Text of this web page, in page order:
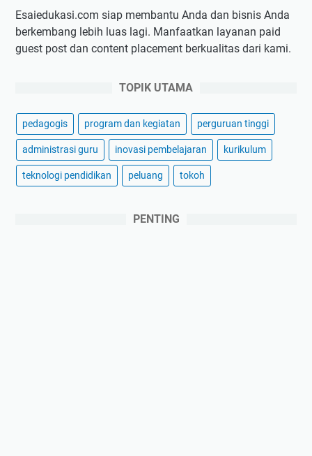
Esaiedukasi.com siap membantu Anda dan bisnis Anda
berkembang lebih luas lagi. Manfaatkan layanan paid
guest post dan content placement berkualitas dari kami.
TOPIK UTAMA
pedagogis program dan kegiatan perguruan tinggi
administrasi guru inovasi pembelajaran kurikulum
teknologi pendidikan peluang tokoh
PENTING